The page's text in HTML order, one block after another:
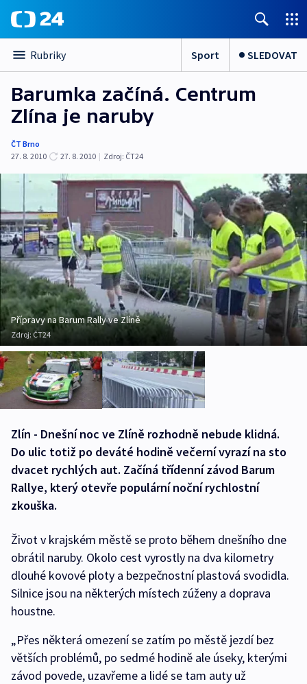
Rubriky Sport SLEDOVAT
Barumka začíná. Centrum
Zlína je naruby
ČT Brno
27. 8. 2010
27. 8. 2010 | Zdroj: ČT24
Přípravy na Barum Rally ve Zlíně
Zdroj: ČT24
Zlín - Dnešní noc ve Zlíně rozhodně nebude klidná.
Do ulic totiž po deváté hodině večerní vyrazí na sto
dvacet rychlých aut. Začíná třídenní závod Barum
Rallye, který otevře populární noční rychlostní
zkouška.
Život v krajském městě se proto během dnešního dne
obrátil naruby. Okolo cest vyrostly na dva kilometry
dlouhé kovové ploty a bezpečnostní plastová svodidla.
Silnice jsou na některých místech zúženy a doprava
houstne.
„Přes některá omezení se zatím po městě jezdí bez
větších problémů, po sedmé hodině ale úseky, kterými
závod povede, uzavřeme a lidé se tam auty už